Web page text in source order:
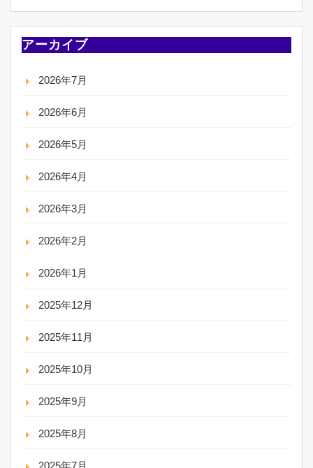
アーカイブ
2026年7月
2026年6月
2026年5月
2026年4月
2026年3月
2026年2月
2026年1月
2025年12月
2025年11月
2025年10月
2025年9月
2025年8月